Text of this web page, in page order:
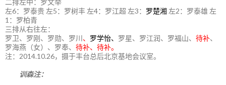
二排左中：罗文举
左6：罗泰贵 左5：罗树丰 左4：罗江超 左3： 罗楚湘 左2：罗泰雄 左
1：罗柏青
三排从右往左：
罗卫、罗刚、罗勋、罗川 、 罗学怡、 罗星、罗江润、罗福山、 待补、
罗海燕（女）、罗奉、 待补、待补。
注：2014.10.26，摄于丰台总后北京基地会议室。
训森注：